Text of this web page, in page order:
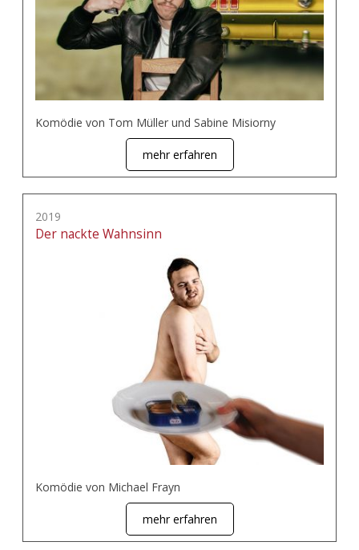
Komödie von Tom Müller und Sabine Misiorny
mehr erfahren
2019
Der nackte Wahnsinn
Komödie von Michael Frayn
mehr erfahren